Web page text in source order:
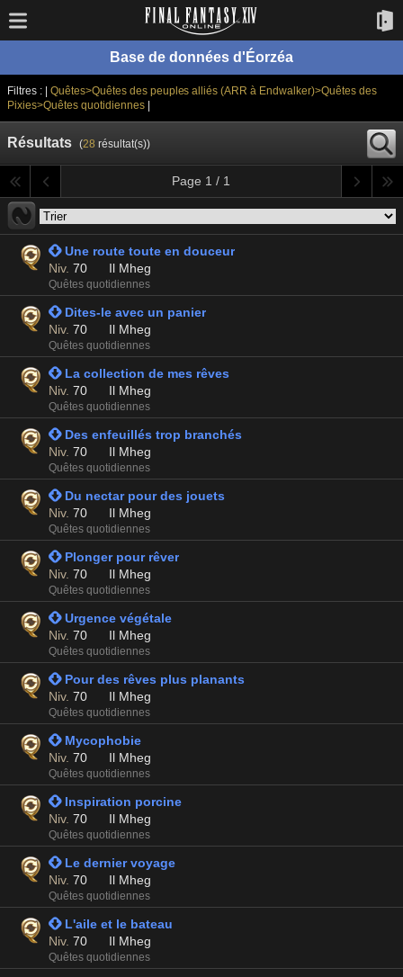
Base de données d'Éorzéa
Filtres : | Quêtes>Quêtes des peuples alliés (ARR à Endwalker)>Quêtes des
Pixies>Quêtes quotidiennes|
Résultats (28 résultat(s))
Page 1 / 1
 Une route toute en douceur
Niv. 70 Il Mheg
Quêtes quotidiennes
 Dites-le avec un panier
Niv. 70 Il Mheg
Quêtes quotidiennes
 La collection de mes rêves
Niv. 70 Il Mheg
Quêtes quotidiennes
 Des enfeuillés trop branchés
Niv. 70 Il Mheg
Quêtes quotidiennes
 Du nectar pour des jouets
Niv. 70 Il Mheg
Quêtes quotidiennes
 Plonger pour rêver
Niv. 70 Il Mheg
Quêtes quotidiennes
 Urgence végétale
Niv. 70 Il Mheg
Quêtes quotidiennes
 Pour des rêves plus planants
Niv. 70 Il Mheg
Quêtes quotidiennes
 Mycophobie
Niv. 70 Il Mheg
Quêtes quotidiennes
 Inspiration porcine
Niv. 70 Il Mheg
Quêtes quotidiennes
 Le dernier voyage
Niv. 70 Il Mheg
Quêtes quotidiennes
 L'aile et le bateau
Niv. 70 Il Mheg
Quêtes quotidiennes